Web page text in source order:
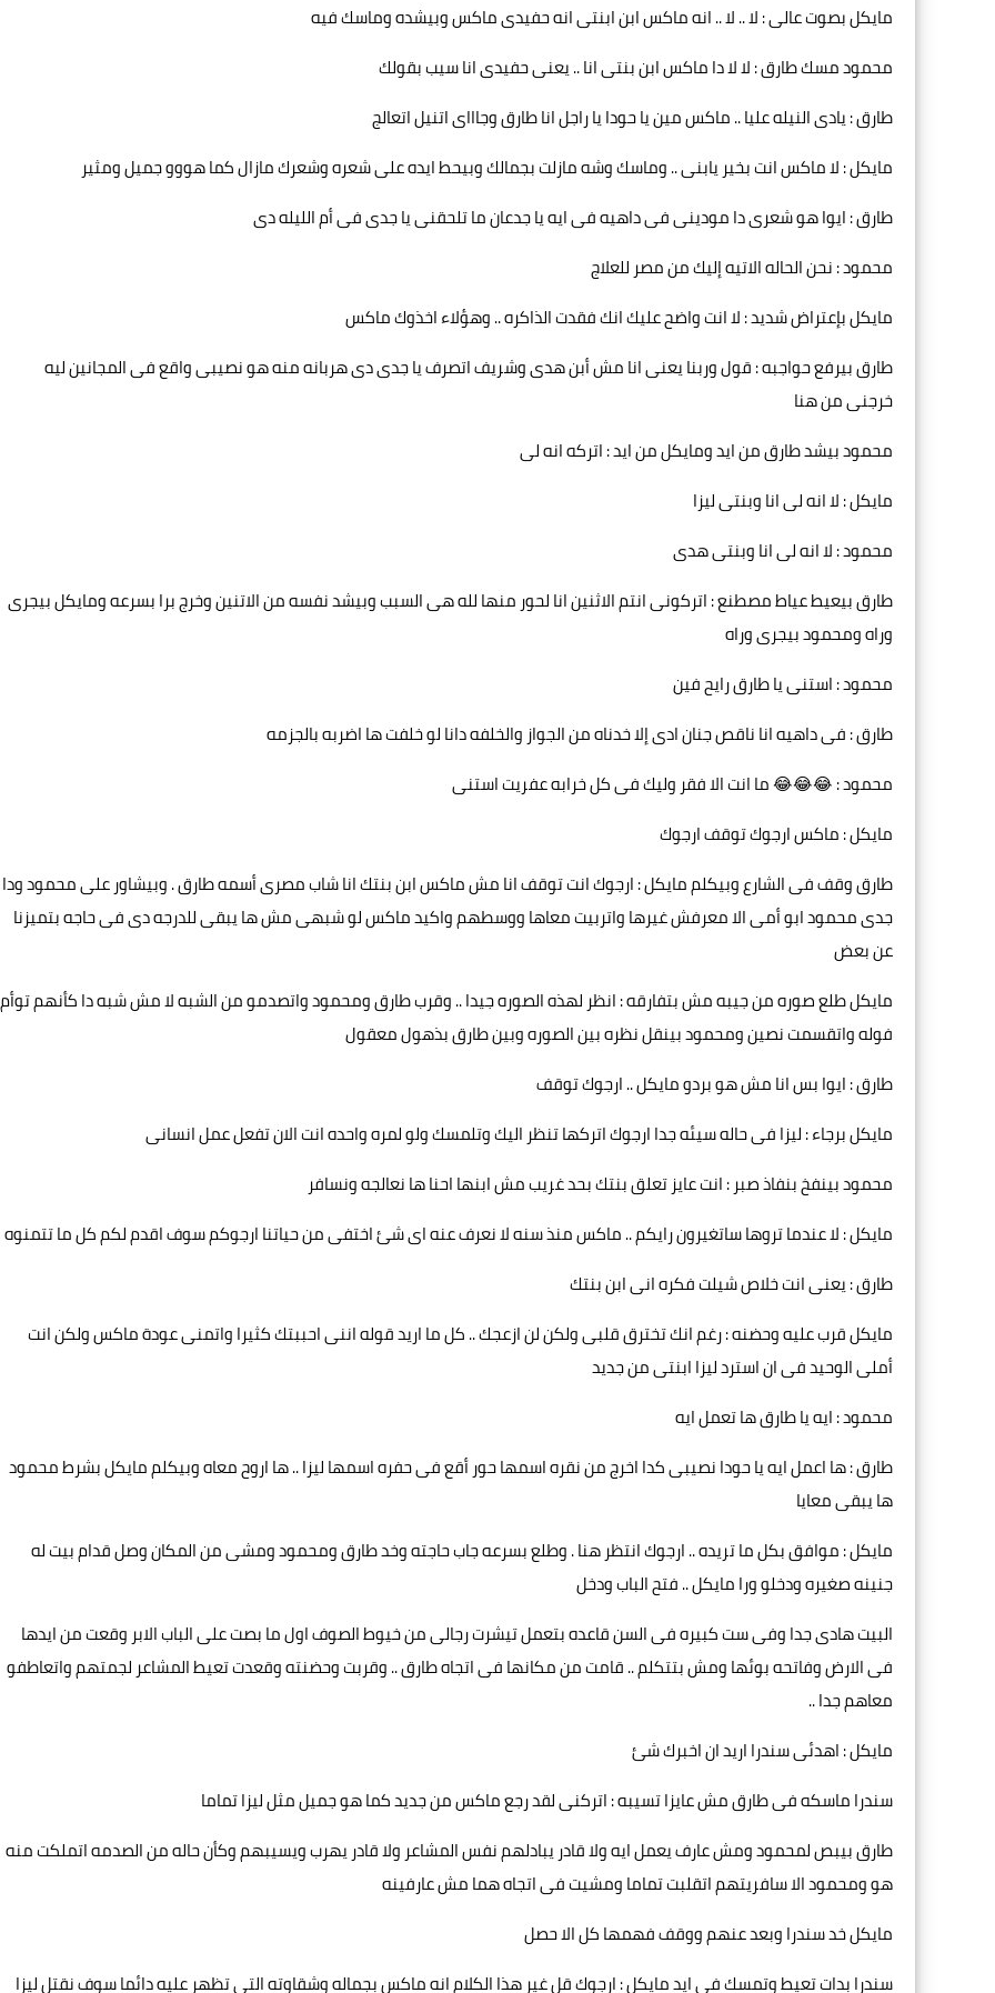
مايكل بصوت عالى : لا .. لا .. انه ماكس ابن ابنتى انه حفيدى ماكس وبيشده وماسك فيه
محمود مسك طارق : لا لا دا ماكس ابن بنتى انا .. يعنى حفيدى انا سيب بقولك
طارق : يادى النيله عليا .. ماكس مين يا حودا يا راجل انا طارق وجاااى اتنيل اتعالج
مايكل : لا ماكس انت بخير يابنى .. وماسك وشه مازلت بجمالك وبيحط ايده على شعره وشعرك مازال كما هووو جميل ومثير
طارق : ايوا هو شعرى دا مودينى فى داهيه فى ايه يا جدعان ما تلحقنى يا جدى فى أم الليله دى
محمود : نحن الحاله الاتيه إليك من مصر للعلاج
مايكل بإعتراض شديد : لا انت واضح عليك انك فقدت الذاكره .. وهؤلاء اخذوك ماكس
طارق بيرفع حواجبه : قول وربنا يعنى انا مش أبن هدى وشريف اتصرف يا جدى دى هربانه منه هو نصيبى واقع فى المجانين ليه
خرجنى من هنا
محمود بيشد طارق من ايد ومايكل من ايد : اتركه انه لى
مايكل : لا انه لى انا وبنتى ليزا
محمود : لا انه لى انا وبنتى هدى
طارق بيعيط عياط مصطنع : اتركونى انتم الاثنين انا لحور منها لله هى السبب وبيشد نفسه من الاتنين وخرج برا بسرعه ومايكل بيجرى
وراه ومحمود بيجرى وراه
محمود : استنى يا طارق رايح فين
طارق : فى داهيه انا ناقص جنان ادى إلا خدناه من الجواز والخلفه دانا لو خلفت ها اضربه بالجزمه
محمود : 😂😂😂 ما انت الا فقر وليك فى كل خرابه عفريت استنى
مايكل : ماكس ارجوك توقف ارجوك
طارق وقف فى الشارع وبيكلم مايكل : ارجوك انت توقف انا مش ماكس ابن بنتك انا شاب مصرى أسمه طارق . وبيشاور على محمود ودا
جدى محمود ابو أمى الا معرفش غيرها واتربيت معاها ووسطهم واكيد ماكس لو شبهى مش ها يبقى للدرجه دى فى حاجه بتميزنا
عن بعض
مايكل طلع صوره من جيبه مش بتفارقه : انظر لهذه الصوره جيدا .. وقرب طارق ومحمود واتصدمو من الشبه لا مش شبه دا كأنهم توأم
فوله واتقسمت نصين ومحمود بينقل نظره بين الصوره وبين طارق بذهول معقول
طارق : ايوا بس انا مش هو بردو مايكل .. ارجوك توقف
مايكل برجاء : ليزا فى حاله سيئه جدا ارجوك اتركها تنظر اليك وتلمسك ولو لمره واحده انت الان تفعل عمل انسانى
محمود بينفخ بنفاذ صبر : انت عايز تعلق بنتك بحد غريب مش ابنها احنا ها نعالجه ونسافر
مايكل : لا عندما تروها ساتغيرون رايكم .. ماكس منذ سنه لا نعرف عنه اى شئ اختفى من حياتنا ارجوكم سوف اقدم لكم كل ما تتمنوه
طارق : يعنى انت خلاص شيلت فكره انى ابن بنتك
مايكل قرب عليه وحضنه : رغم انك تخترق قلبى ولكن لن ازعجك .. كل ما اريد قوله اننى احببتك كثيرا واتمنى عودة ماكس ولكن انت
أملى الوحيد فى ان استرد ليزا ابنتى من جديد
محمود : ايه يا طارق ها تعمل ايه
طارق : ها اعمل ايه يا حودا نصيبى كدا اخرج من نقره اسمها حور أقع فى حفره اسمها ليزا .. ها اروح معاه وبيكلم مايكل بشرط محمود
ها يبقى معايا
مايكل : موافق بكل ما تريده .. ارجوك انتظر هنا . وطلع بسرعه جاب حاجته وخد طارق ومحمود ومشى من المكان وصل قدام بيت له
جنينه صغيره ودخلو ورا مايكل .. فتح الباب ودخل
البيت هادى جدا وفى ست كبيره فى السن قاعده بتعمل تيشرت رجالى من خيوط الصوف اول ما بصت على الباب الابر وقعت من ايدها
فى الارض وفاتحه بوئها ومش بتتكلم .. قامت من مكانها فى اتجاه طارق .. وقربت وحضنته وقعدت تعيط المشاعر لجمتهم واتعاطفو
معاهم جدا ..
مايكل : اهدئى سندرا اريد ان اخبرك شئ
سندرا ماسكه فى طارق مش عايزا تسيبه : اتركنى لقد رجع ماكس من جديد كما هو جميل مثل ليزا تماما
طارق بيبص لمحمود ومش عارف يعمل ايه ولا قادر يبادلهم نفس المشاعر ولا قادر يهرب ويسيبهم وكأن حاله من الصدمه اتملكت منه
هو ومحمود الا سافريتهم اتقلبت تماما ومشيت فى اتجاه هما مش عارفينه
مايكل خد سندرا وبعد عنهم ووقف فهمها كل الا حصل
سندرا بدات تعيط وتمسك فى ايد مايكل : ارجوك قل غير هذا الكلام انه ماكس بجماله وشقاوته التى تظهر عليه دائما سوف نقتل ليزا